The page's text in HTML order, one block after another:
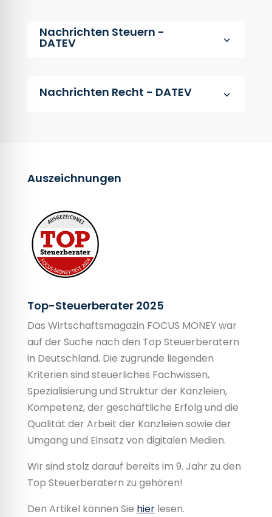
Nachrichten Steuern -
DATEV 3
Nachrichten Recht - DATEV 3
Auszeichnungen
Top-Steuerberater 2025
Das Wirtschaftsmagazin FOCUS MONEY war
auf der Suche nach den Top Steuerberatern
in Deutschland. Die zugrunde liegenden
Kriterien sind steuerliches Fachwissen,
Spezialisierung und Struktur der Kanzleien,
Kompetenz, der geschäftliche Erfolg und die
Qualität der Arbeit der Kanzleien sowie der
Umgang und Einsatz von digitalen Medien.
Wir sind stolz darauf bereits im 9. Jahr zu den
Top Steuerberatern zu gehören!
Den Artikel können Sie hierlesen.